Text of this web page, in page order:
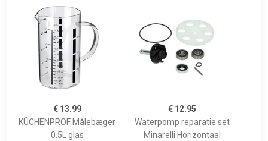
€ 13.99
KÜCHENPROF Målebæger
0.5L glas
€ 12.95
Waterpomp reparatie set
Minarelli Horizontaal